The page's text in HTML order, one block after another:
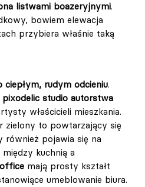
listwami boazeryjnymi.
bowiem elewacja
przybiera właśnie taką
ciepłym, rudym odcieniu.
studio autorstwa
właścicieli mieszkania.
zielony to powtarzający się
pojawia się na
kuchnią a
mają prosty kształt
umeblowanie biura.